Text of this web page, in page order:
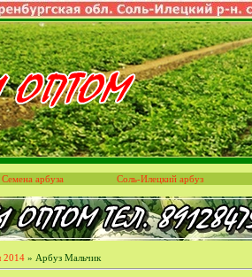
Семена арбуза Соль-Илецкий арбуз
2014 » Арбуз Мальчик